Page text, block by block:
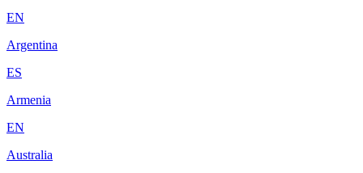
EN
Argentina
ES
Armenia
EN
Australia